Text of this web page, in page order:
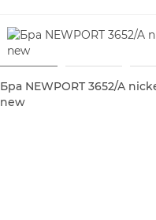
Бра NEWPORT 3652/A
new